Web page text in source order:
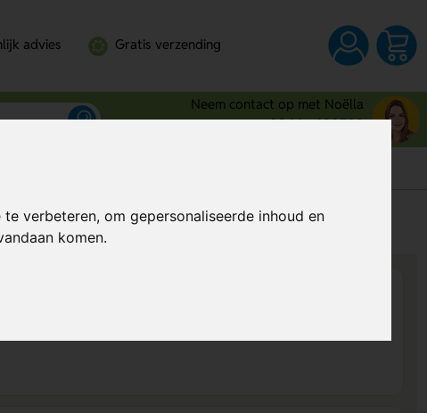
verbeteren, om gepersonaliseerde inhoud en
komen.
advies Gratis verzending
Neem contact op met Noëlla
0344 - 630709
Al vanaf€ 9,84per stuk (excl. BTW)